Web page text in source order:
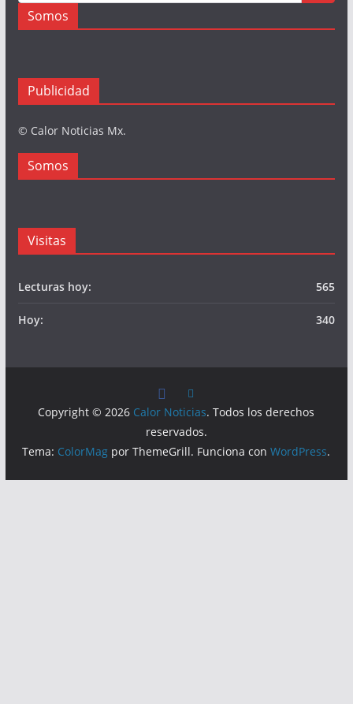
Somos
Publicidad
© Calor Noticias Mx.
Somos
Visitas
565
Lecturas hoy:
340
Hoy:
Copyright © 2026 Calor Noticias. Todos los derechos
reservados.
Tema: ColorMag por ThemeGrill. Funciona conWordPress.